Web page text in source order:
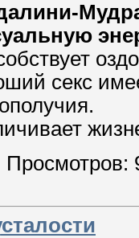
секс
Просмотров: